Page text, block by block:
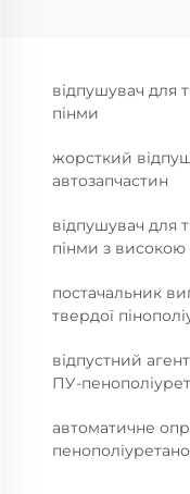
відпушувач для
пінми
жорсткий
автозапчастин
відпушувач для
пінми з
постачальник
твердої
відпустний
ПУ-
автоматичне